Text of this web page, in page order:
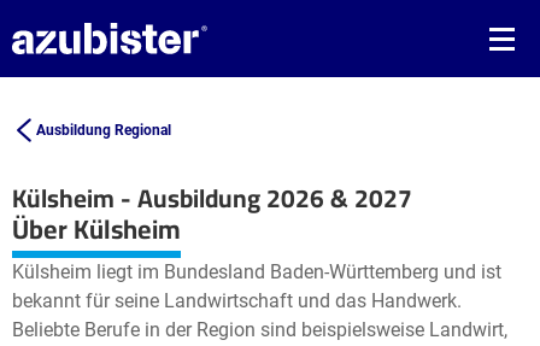
Ausbildung Regional
Külsheim - Ausbildung 2026 & 2027
+
−
Leaflet | © OpenStreetMap2
Über Külsheim
Külsheim liegt im Bundesland Baden-Württemberg und ist
bekannt für seine Landwirtschaft und das Handwerk.
Beliebte Berufe in der Region sind beispielsweise Landwirt,